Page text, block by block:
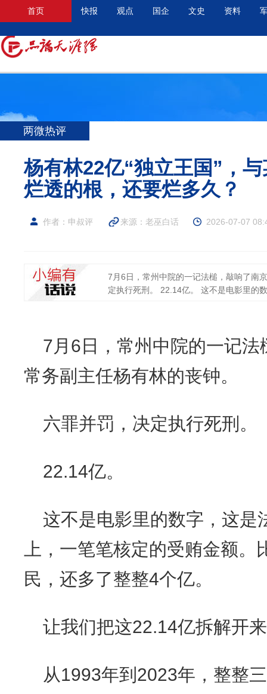
首页 快报 观点 国企 文史 资料
两微热评
杨有林22亿“独立王国”，
烂透的根，还要烂多久？
作者：申叔评 来源： 老巫白话 2026-07-07
7月6日，常州中院的一记法槌，敲响了南
定执行死刑。 22.14亿。 这不是电影里的
7月6日，常州中院的一记
常务副主任杨有林的丧钟。
六罪并罚，决定执行死刑。
22.14亿。
这不是电影里的数字，这是
上，一笔笔核定的受贿金额
民，还多了整整4个亿。
让我们把这22.14亿拆解开
从1993年到2023年，整整